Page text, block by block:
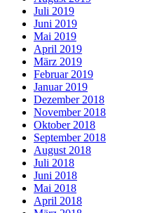
Juli 2019
Juni 2019
Mai 2019
April 2019
März 2019
Februar 2019
Januar 2019
Dezember 2018
November 2018
Oktober 2018
September 2018
August 2018
Juli 2018
Juni 2018
Mai 2018
April 2018